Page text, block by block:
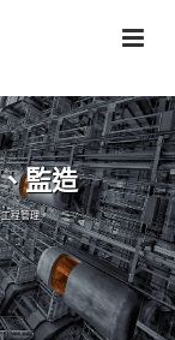
監造
程管理。